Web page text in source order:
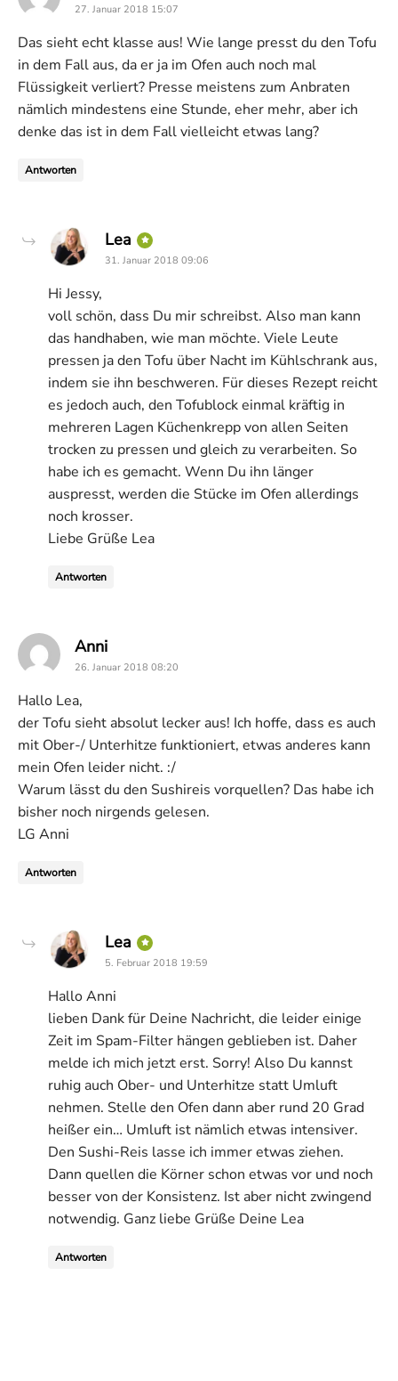
27. Januar 2018 15:07
Das sieht echt klasse aus! Wie lange presst du den Tofu
in dem Fall aus, da er ja im Ofen auch noch mal
Flüssigkeit verliert? Presse meistens zum Anbraten
nämlich mindestens eine Stunde, eher mehr, aber ich
denke das ist in dem Fall vielleicht etwas lang?
Antworten
Lea says:
31. Januar 2018 09:06
Hi Jessy,
voll schön, dass Du mir schreibst. Also man kann
das handhaben, wie man möchte. Viele Leute
pressen ja den Tofu über Nacht im Kühlschrank aus,
indem sie ihn beschweren. Für dieses Rezept reicht
es jedoch auch, den Tofublock einmal kräftig in
mehreren Lagen Küchenkrepp von allen Seiten
trocken zu pressen und gleich zu verarbeiten. So
habe ich es gemacht. Wenn Du ihn länger
auspresst, werden die Stücke im Ofen allerdings
noch krosser.
Liebe Grüße Lea
Antworten
Annisays:
26. Januar 2018 08:20
Hallo Lea,
der Tofu sieht absolut lecker aus! Ich hoffe, dass es auch
mit Ober-/ Unterhitze funktioniert, etwas anderes kann
mein Ofen leider nicht. :/
Warum lässt du den Sushireis vorquellen? Das habe ich
bisher noch nirgends gelesen.
LG Anni
Antworten
Lea says:
5. Februar 2018 19:59
Hallo Anni
lieben Dank für Deine Nachricht, die leider einige
Zeit im Spam-Filter hängen geblieben ist. Daher
melde ich mich jetzt erst. Sorry! Also Du kannst
ruhig auch Ober- und Unterhitze statt Umluft
nehmen. Stelle den Ofen dann aber rund 20 Grad
heißer ein… Umluft ist nämlich etwas intensiver.
Den Sushi-Reis lasse ich immer etwas ziehen.
Dann quellen die Körner schon etwas vor und noch
besser von der Konsistenz. Ist aber nicht zwingend
notwendig. Ganz liebe Grüße Deine Lea
Antworten